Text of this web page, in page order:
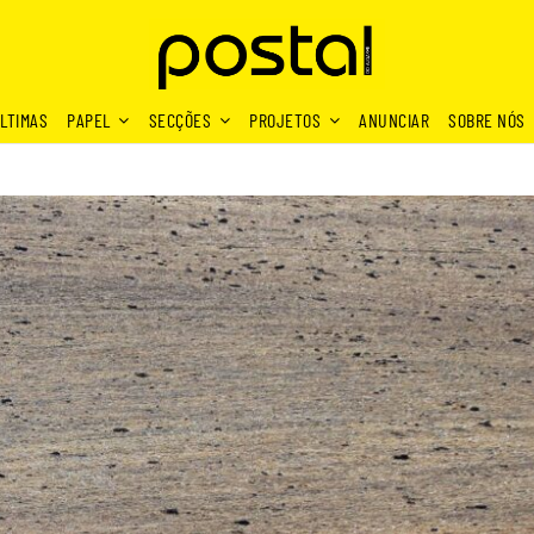
PAPEL SECÇÕES PROJETOS ANUNCIAR SOBRE NÓS